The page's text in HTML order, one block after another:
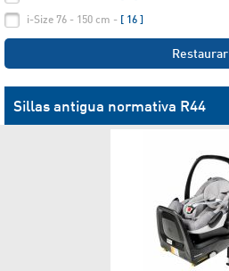
i-Size 76 - 150 cm - [ 16 ]
Restaurar
Sillas antigua normativa R44